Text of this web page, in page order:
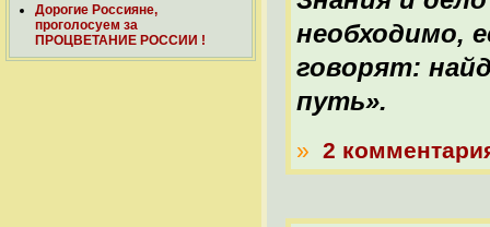
Дорогие Россияне,
проголосуем за
ПРОЦВЕТАНИЕ РОССИИ !
необходимо,
говорят:
путь».
» 2